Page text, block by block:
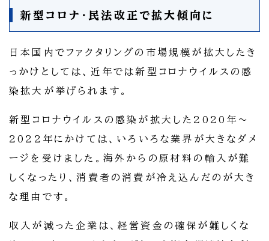
新型コロナ・民法改正で拡大傾向に
日本国内でファクタリングの市場規模が拡大したき
っかけとしては、近年では新型コロナウイルスの感
染拡大が挙げられます。
新型コロナウイルスの感染が拡大した2020年～
2022年にかけては、いろいろな業界が大きなダメ
ージを受けました。海外からの原材料の輸入が難
しくなったり、消費者の消費が冷え込んだのが大き
な理由です。
収入が減った企業は、経営資金の確保が難しくな